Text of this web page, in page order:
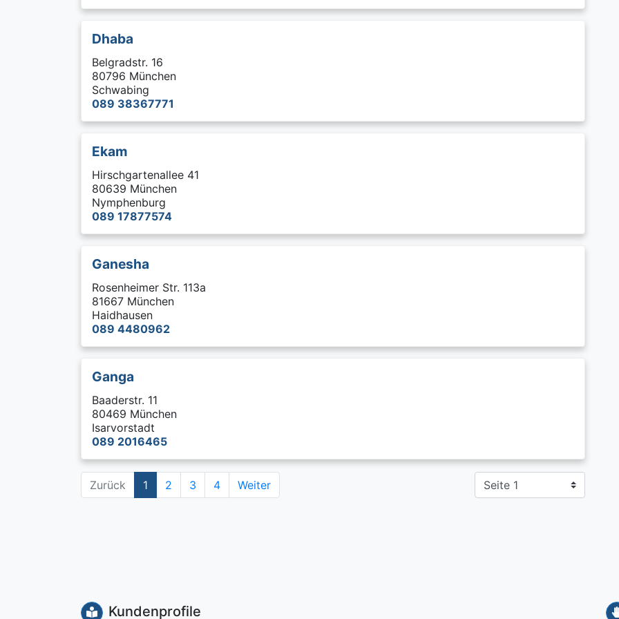
Dhaba
Belgradstr. 16
80796 München
Schwabing
089 38367771
Ekam
Hirschgartenallee 41
80639 München
Nymphenburg
089 17877574
Ganesha
Rosenheimer Str. 113a
81667 München
Haidhausen
089 4480962
Ganga
Baaderstr. 11
80469 München
Isarvorstadt
089 2016465
Zurück 1 2 3 4 Weiter
Kundenprofile